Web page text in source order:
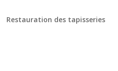
Restauration des tapisseries